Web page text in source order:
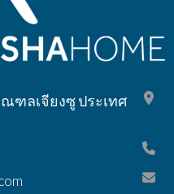
ฑลเจียงซู ประเทศ